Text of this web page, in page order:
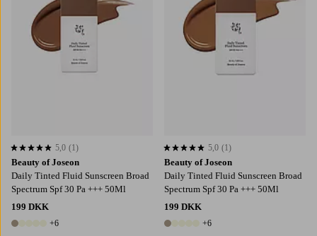
Beauty of Joseon
Daily Tinted Fluid Sunscreen Broad
Spectrum Spf 30 Pa +++ 50Ml
199 DKK
11 farver
+6
5,0 baseret på 1 bedømmelser
5,0 (1)
Beauty of Joseon
Daily Tinted Fluid Sunscreen Broad
Spectrum Spf 30 Pa +++ 50Ml
199 DKK
11 farver
+6
5,0 baseret på 1 bedømmelser
5,0 (1)